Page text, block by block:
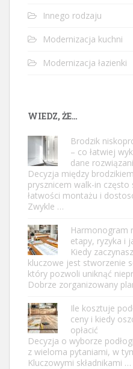
Innego rodzaju
Modernizacja kuchni
Modernizacja łazienki
WIEDZ, ŻE…
Brodzik
– co łatwiej
dane
Decyzja między
prysznicem walk-in
łatwości montażu i
Zwykle …
Harmonogram
etapy, ryzyka i
Kiedy
kluczowe jest stworzenie
który pozwoli uniknąć
Dobrze zorganizowany
Ile kosztuje
ceny i kiedy
opłacić
Decyzja o wyborze
z wieloma pytaniami, w
Kluczowymi składnikami …